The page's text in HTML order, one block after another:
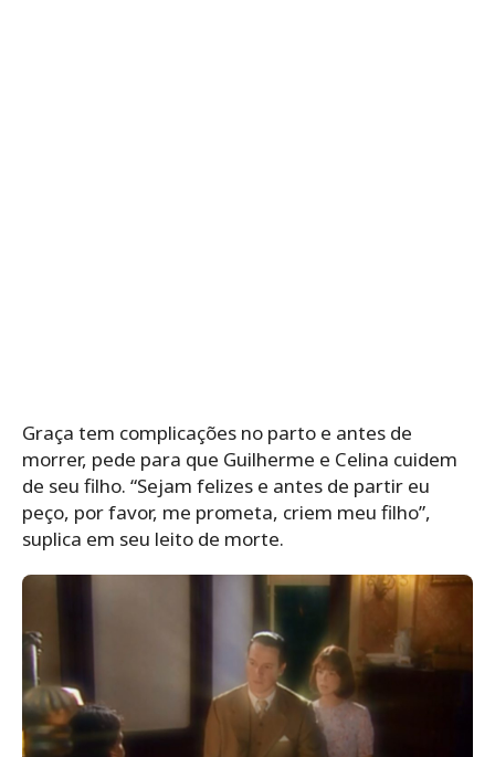
Graça tem complicações no parto e antes de
morrer, pede para que Guilherme e Celina cuidem
de seu filho. “Sejam felizes e antes de partir eu
peço, por favor, me prometa, criem meu filho”,
suplica em seu leito de morte.